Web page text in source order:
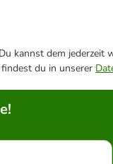
kannst dem jederzeit
du in unserer